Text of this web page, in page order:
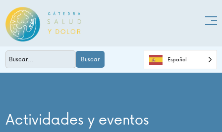
Buscar Español
Actividades y eventos